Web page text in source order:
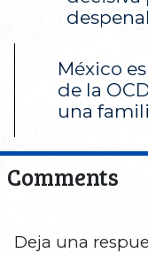
México
de la
una
Comments
Deja una